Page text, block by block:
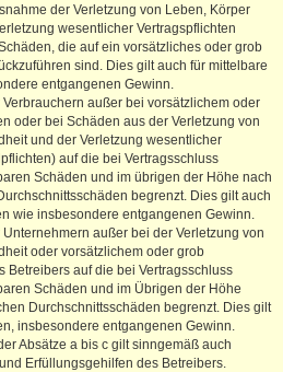
der Verletzung von Leben, Körper
wesentlicher Vertragspflichten
die auf ein vorsätzliches oder grob
sind. Dies gilt auch für mittelbare
entgangenen Gewinn.
außer bei vorsätzlichem oder
oder bei Schäden aus der Verletzung von
und der Verletzung wesentlicher
auf die bei Vertragsschluss
Schäden und im übrigen der Höhe nach
begrenzt. Dies gilt auch
wie insbesondere entgangenen Gewinn.
außer bei der Verletzung von
oder vorsätzlichem oder grob
Betreibers auf die bei Vertragsschluss
Schäden und im Übrigen der Höhe
Durchschnittsschäden begrenzt. Dies gilt
insbesondere entgangenen Gewinn.
Absätze a bis c gilt sinngemäß auch
Erfüllungsgehilfen des Betreibers.